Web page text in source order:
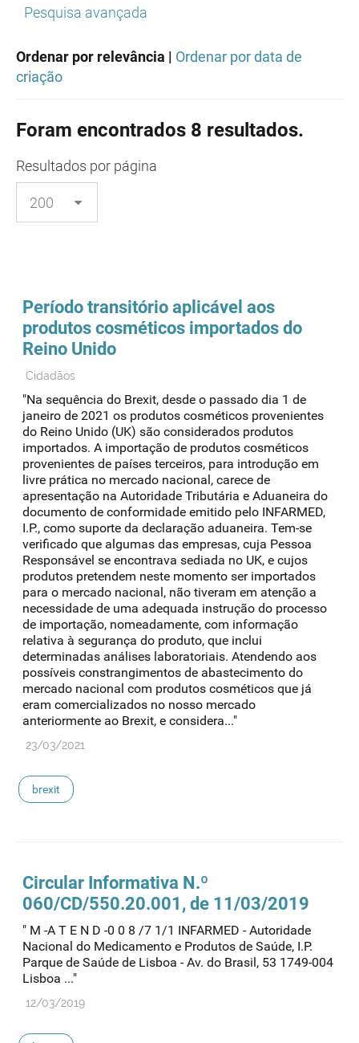
Pesquisa avançada
Ordenar por relevância | Ordenar por data de
criação
Foram encontrados 8 resultados.
Resultados por página
Período transitório aplicável aos
produtos cosméticos importados do
Reino Unido
Cidadãos
"Na sequência do Brexit, desde o passado dia 1 de
janeiro de 2021 os produtos cosméticos provenientes
do Reino Unido (UK) são considerados produtos
importados. A importação de produtos cosméticos
provenientes de países terceiros, para introdução em
livre prática no mercado nacional, carece de
apresentação na Autoridade Tributária e Aduaneira do
documento de conformidade emitido pelo INFARMED,
I.P., como suporte da declaração aduaneira. Tem-se
verificado que algumas das empresas, cuja Pessoa
Responsável se encontrava sediada no UK, e cujos
produtos pretendem neste momento ser importados
para o mercado nacional, não tiveram em atenção a
necessidade de uma adequada instrução do processo
de importação, nomeadamente, com informação
relativa à segurança do produto, que inclui
determinadas análises laboratoriais. Atendendo aos
possíveis constrangimentos de abastecimento do
mercado nacional com produtos cosméticos que já
eram comercializados no nosso mercado
anteriormente ao Brexit, e considera..."
23/03/2021
brexit
Circular Informativa N.º
060/CD/550.20.001, de 11/03/2019
" M -A T E N D -0 0 8 /7 1/1 INFARMED - Autoridade
Nacional do Medicamento e Produtos de Saúde, I.P.
Parque de Saúde de Lisboa - Av. do Brasil, 53 1749-004
Lisboa ..."
12/03/2019